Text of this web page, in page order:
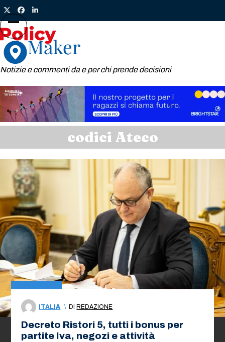
Skip
to
content
TwitterFacebook
LinkedIn
Notizie e commenti da e per chi prende decisioni
Open
mobile
menu
Close
mobile
menu
codici Ateco
ITALIA \ DI REDAZIONE
Decreto Ristori 5, tutti i bonus per
partite Iva, negozi e attività